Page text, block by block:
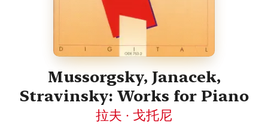
Mussorgsky, Janacek,
Stravinsky: Works for Piano
拉夫 · 戈托尼